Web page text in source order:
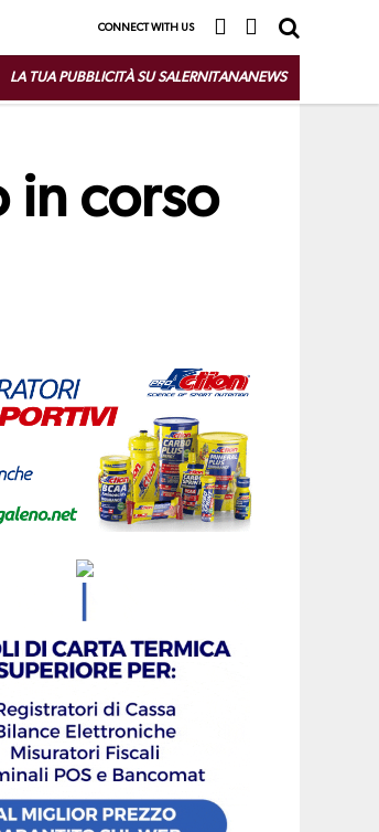
CONNECT WITH US
LA TUA PUBBLICITÀ SU SALERNITANANEWS
in corso